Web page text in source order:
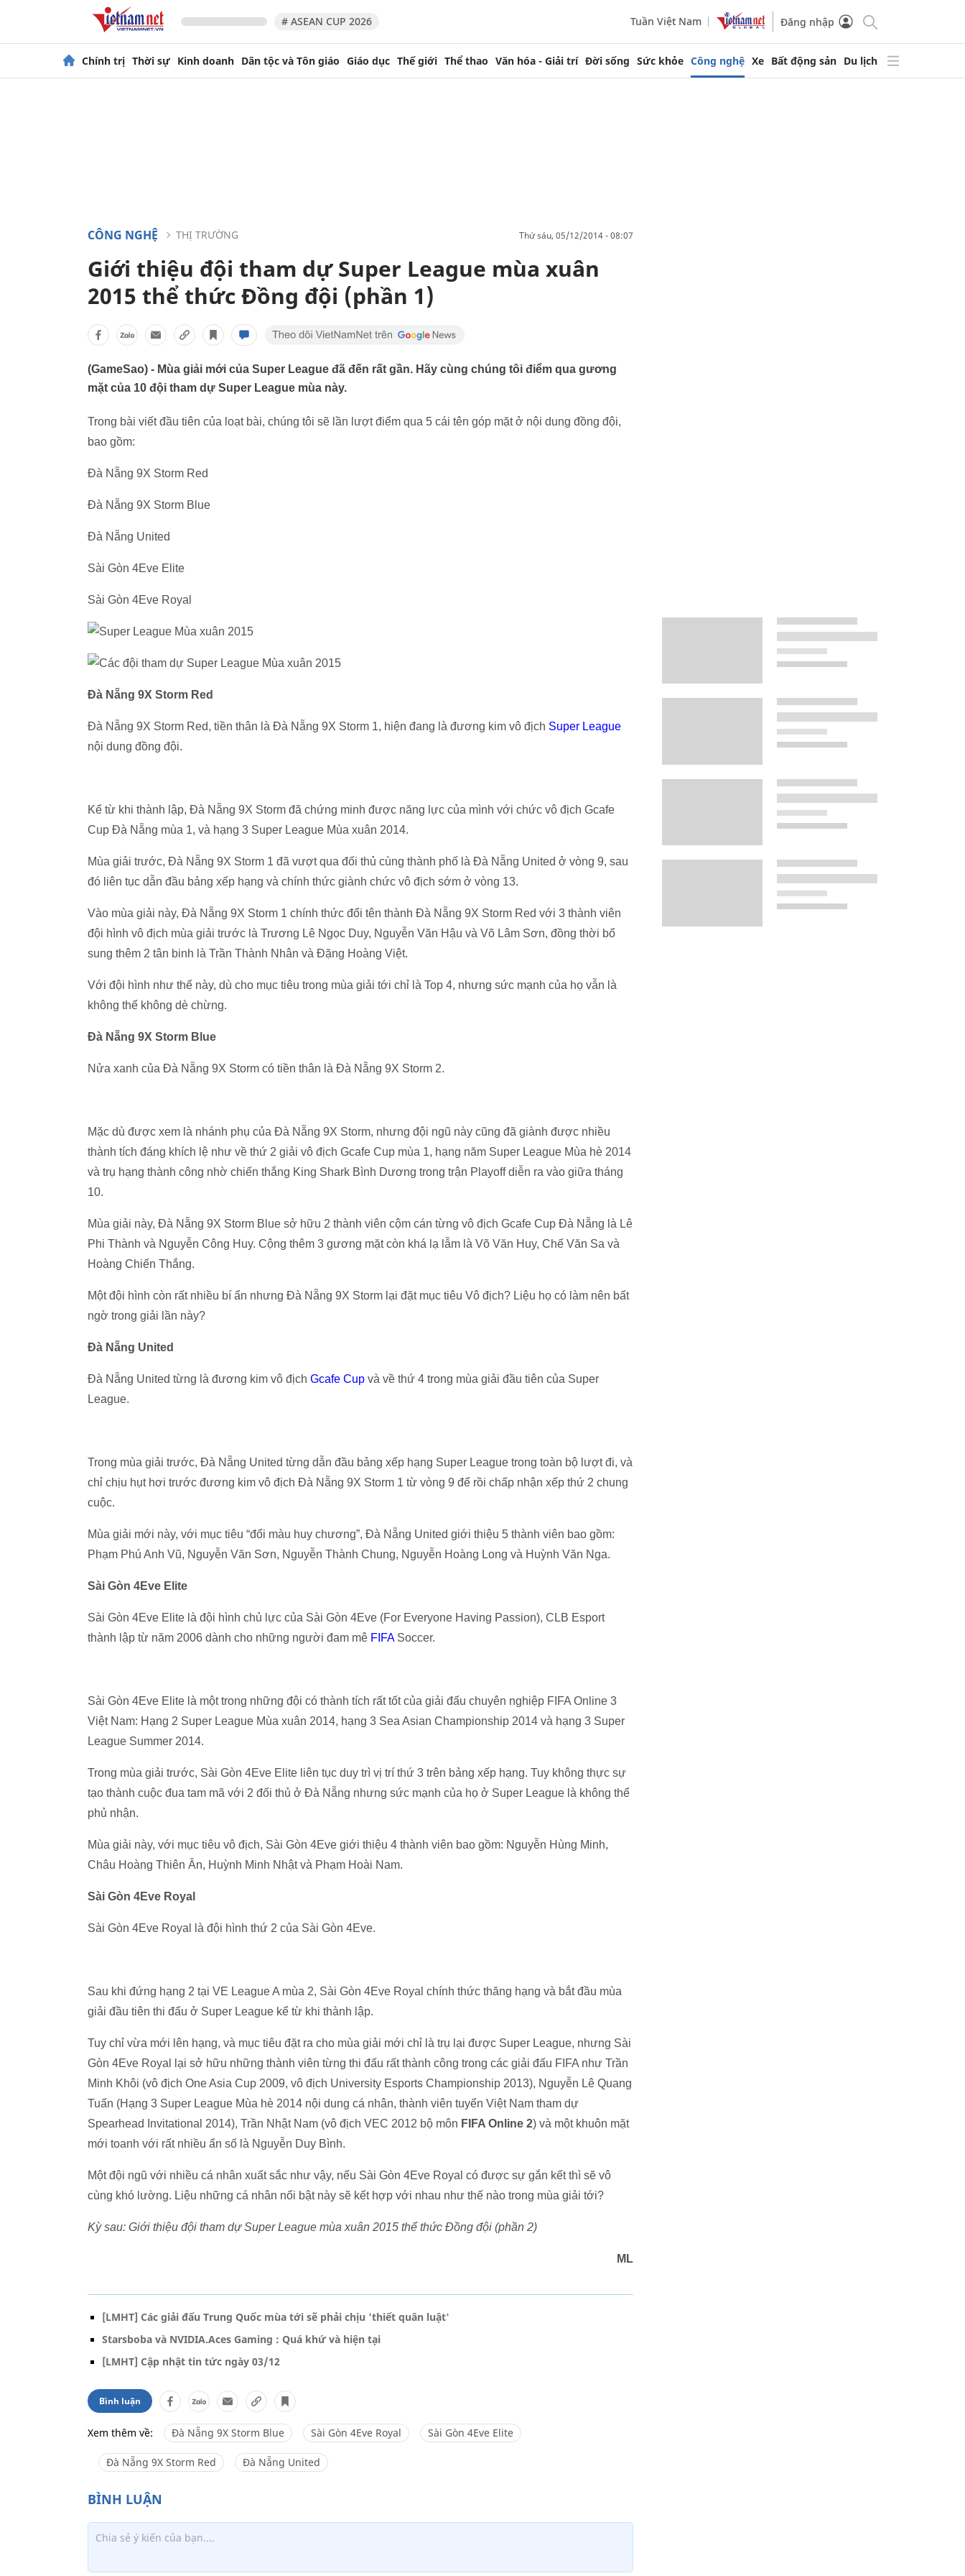
# ASEAN CUP 2026 Tuần Việt Nam Đăng nhập
Chính trị Thời sự Kinh doanh Dân tộc và Tôn giáo Giáo dục Thế giới Thể thao Văn hóa - Giải trí Đời sống Sức khỏe Công nghệ Xe Bất động sản Du lịch
CÔNG NGHỆ THỊ TRƯỜNG thứ sáu, 05/12/2014 - 08:07
Giới thiệu đội tham dự Super League mùa xuân
2015 thể thức Đồng đội (phần 1)
(GameSao) - Mùa giải mới của Super League đã đến rất gần. Hãy cùng chúng tôi điểm qua gương
mặt của 10 đội tham dự Super League mùa này.
Trong bài viết đầu tiên của loạt bài, chúng tôi sẽ lần lượt điểm qua 5 cái tên góp mặt ở nội dung đồng đội,
bao gồm:
Đà Nẵng 9X Storm Red
Đà Nẵng 9X Storm Blue
Đà Nẵng United
Sài Gòn 4Eve Elite
Sài Gòn 4Eve Royal
Đà Nẵng 9X Storm Red
Đà Nẵng 9X Storm Red, tiền thân là Đà Nẵng 9X Storm 1, hiện đang là đương kim vô địch Super League
nội dung đồng đội.
Kể từ khi thành lập, Đà Nẵng 9X Storm đã chứng minh được năng lực của mình với chức vô địch Gcafe
Cup Đà Nẵng mùa 1, và hạng 3 Super League Mùa xuân 2014.
Mùa giải trước, Đà Nẵng 9X Storm 1 đã vượt qua đối thủ cùng thành phố là Đà Nẵng United ở vòng 9, sau
đó liên tục dẫn đầu bảng xếp hạng và chính thức giành chức vô địch sớm ở vòng 13.
Vào mùa giải này, Đà Nẵng 9X Storm 1 chính thức đổi tên thành Đà Nẵng 9X Storm Red với 3 thành viên
đội hình vô địch mùa giải trước là Trương Lê Ngọc Duy, Nguyễn Văn Hậu và Võ Lâm Sơn, đồng thời bổ
sung thêm 2 tân binh là Trần Thành Nhân và Đặng Hoàng Việt.
Với đội hình như thế này, dù cho mục tiêu trong mùa giải tới chỉ là Top 4, nhưng sức mạnh của họ vẫn là
không thể không dè chừng.
Đà Nẵng 9X Storm Blue
Nửa xanh của Đà Nẵng 9X Storm có tiền thân là Đà Nẵng 9X Storm 2.
Mặc dù được xem là nhánh phụ của Đà Nẵng 9X Storm, nhưng đội ngũ này cũng đã giành được nhiều
thành tích đáng khích lệ như về thứ 2 giải vô địch Gcafe Cup mùa 1, hạng năm Super League Mùa hè 2014
và trụ hạng thành công nhờ chiến thắng King Shark Bình Dương trong trận Playoff diễn ra vào giữa tháng
10.
Mùa giải này, Đà Nẵng 9X Storm Blue sở hữu 2 thành viên cộm cán từng vô địch Gcafe Cup Đà Nẵng là Lê
Phi Thành và Nguyễn Công Huy. Cộng thêm 3 gương mặt còn khá lạ lẫm là Võ Văn Huy, Chế Văn Sa và
Hoàng Chiến Thắng.
Một đội hình còn rất nhiều bí ẩn nhưng Đà Nẵng 9X Storm lại đặt mục tiêu Vô địch? Liệu họ có làm nên bất
ngờ trong giải lần này?
Đà Nẵng United
Đà Nẵng United từng là đương kim vô địch Gcafe Cup và về thứ 4 trong mùa giải đầu tiên của Super
League.
Trong mùa giải trước, Đà Nẵng United từng dẫn đầu bảng xếp hạng Super League trong toàn bộ lượt đi, và
chỉ chịu hụt hơi trước đương kim vô địch Đà Nẵng 9X Storm 1 từ vòng 9 để rồi chấp nhận xếp thứ 2 chung
cuộc.
Mùa giải mới này, với mục tiêu “đổi màu huy chương”, Đà Nẵng United giới thiệu 5 thành viên bao gồm:
Phạm Phú Anh Vũ, Nguyễn Văn Sơn, Nguyễn Thành Chung, Nguyễn Hoàng Long và Huỳnh Văn Nga.
Sài Gòn 4Eve Elite
Sài Gòn 4Eve Elite là đội hình chủ lực của Sài Gòn 4Eve (For Everyone Having Passion), CLB Esport
thành lập từ năm 2006 dành cho những người đam mê FIFASoccer.
Sài Gòn 4Eve Elite là một trong những đội có thành tích rất tốt của giải đấu chuyên nghiệp FIFA Online 3
Việt Nam: Hạng 2 Super League Mùa xuân 2014, hạng 3 Sea Asian Championship 2014 và hạng 3 Super
League Summer 2014.
Trong mùa giải trước, Sài Gòn 4Eve Elite liên tục duy trì vị trí thứ 3 trên bảng xếp hạng. Tuy không thực sự
tạo thành cuộc đua tam mã với 2 đối thủ ở Đà Nẵng nhưng sức mạnh của họ ở Super League là không thể
phủ nhận.
Mùa giải này, với mục tiêu vô địch, Sài Gòn 4Eve giới thiệu 4 thành viên bao gồm: Nguyễn Hùng Minh,
Châu Hoàng Thiên Ân, Huỳnh Minh Nhật và Phạm Hoài Nam.
Sài Gòn 4Eve Royal
Sài Gòn 4Eve Royal là đội hình thứ 2 của Sài Gòn 4Eve.
Sau khi đứng hạng 2 tại VE League A mùa 2, Sài Gòn 4Eve Royal chính thức thăng hạng và bắt đầu mùa
giải đầu tiên thi đấu ở Super League kể từ khi thành lập.
Tuy chỉ vừa mới lên hạng, và mục tiêu đặt ra cho mùa giải mới chỉ là trụ lại được Super League, nhưng Sài
Gòn 4Eve Royal lại sở hữu những thành viên từng thi đấu rất thành công trong các giải đấu FIFA như Trần
Minh Khôi (vô địch One Asia Cup 2009, vô địch University Esports Championship 2013), Nguyễn Lê Quang
Tuấn (Hạng 3 Super League Mùa hè 2014 nội dung cá nhân, thành viên tuyển Việt Nam tham dự
Spearhead Invitational 2014), Trần Nhật Nam (vô địch VEC 2012 bộ môn FIFA Online 2) và một khuôn mặt
mới toanh với rất nhiều ẩn số là Nguyễn Duy Bình.
Một đội ngũ với nhiều cá nhân xuất sắc như vậy, nếu Sài Gòn 4Eve Royal có được sự gắn kết thì sẽ vô
cùng khó lường. Liệu những cá nhân nổi bật này sẽ kết hợp với nhau như thế nào trong mùa giải tới?
Kỳ sau: Giới thiệu đội tham dự Super League mùa xuân 2015 thể thức Đồng đội (phần 2)
ML
[LMHT] Các giải đấu Trung Quốc mùa tới sẽ phải chịu 'thiết quân luật'
Starsboba và NVIDIA.Aces Gaming : Quá khứ và hiện tại
[LMHT] Cập nhật tin tức ngày 03/12
Bình luận
Xem thêm về: Đà Nẵng 9X Storm Blue Sài Gòn 4Eve Royal Sài Gòn 4Eve Elite
Đà Nẵng 9X Storm Red Đà Nẵng United